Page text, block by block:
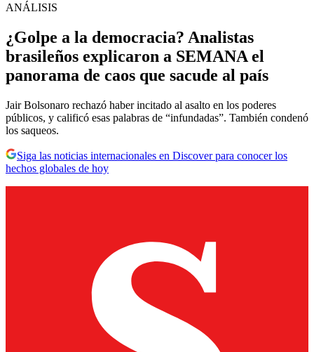
ANÁLISIS
¿Golpe a la democracia? Analistas
brasileños explicaron a SEMANA el
panorama de caos que sacude al país
Jair Bolsonaro rechazó haber incitado al asalto en los poderes
públicos, y calificó esas palabras de “infundadas”. También condenó
los saqueos.
Siga las noticias internacionales en Discover para conocer los
hechos globales de hoy